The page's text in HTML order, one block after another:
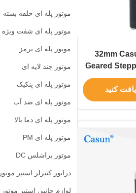
موتور پله ای حلقه بسته
موتور پله ای شفت ویژه
موتور پله ای ترمز
موتور چند لایه ای
موتور پله ای پنکیک
موتور پله ای ضد آب
موتور پله ای دما بالا
موتور پله ای PM
موتور براشلس DC
درایور کنترلر استپر موتور
لوازم جانبی استپر موتور
28*28*32mm Casun NEMA 11
Geared
کنید